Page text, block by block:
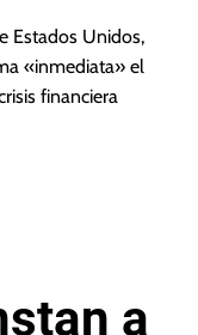
Estados Unidos,
«inmediata» el
financiera
a